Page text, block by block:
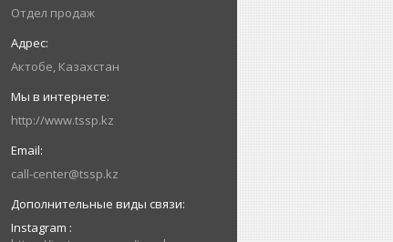
Отдел продаж
Актобе, Казахстан
http://www.tssp.kz
call-center@tssp.kz
Instagram